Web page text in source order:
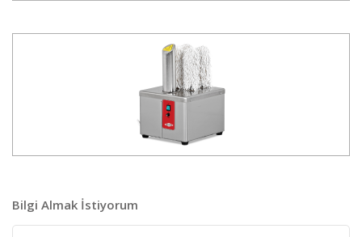
Bilgi Almak İstiyorum